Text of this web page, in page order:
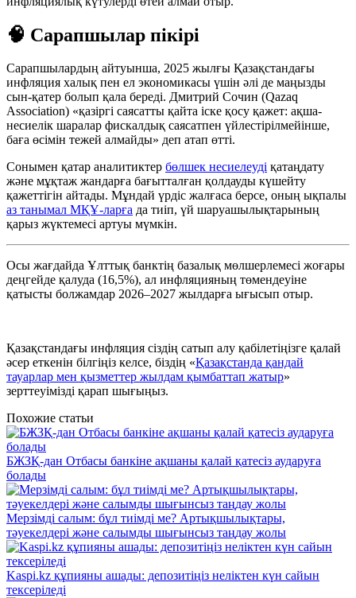
🧠 Сарапшылар пікірі
Сарапшылардың айтуынша, 2025 жылғы Қазақстандағы
инфляция халық пен ел экономикасы үшін әлі де маңызды
сын-қатер болып қала береді. Дмитрий Сочин (Qazaq
Association) «қазіргі саясатты қайта іске қосу қажет: ақша-
несиелік шаралар фискалдық саясатпен үйлестірілмейінше,
баға өсімін тежей алмайды» деп атап өтті.
Сонымен қатар аналитиктер бөлшек несиелеуді қатаңдату
және мұқтаж жандарға бағытталған қолдауды күшейту
қажеттігін айтады. Мұндай үрдіс жалғаса берсе, оның ықпалы
аз танымал МҚҰ-ларға да тиіп, үй шаруашылықтарының
қарыз жүктемесі артуы мүмкін.
Осы жағдайда Ұлттық банктің базалық мөлшерлемесі жоғары
деңгейде қалуда (16,5%), ал инфляцияның төмендеуіне
қатысты болжамдар 2026–2027 жылдарға ығысып отыр.
Қазақстандағы инфляция сіздің сатып алу қабілетіңізге қалай
әсер еткенін білгіңіз келсе, біздің «Қазақстанда қандай
тауарлар мен қызметтер жылдам қымбаттап жатыр»
зерттеуімізді қарап шығыңыз.
Похожие статьи
БЖЗҚ-дан Отбасы банкіне ақшаны қалай қатесіз аударуға
болады
Мерзімді салым: бұл тиімді ме? Артықшылықтары,
тәуекелдері және салымды шығынсыз таңдау жолы
Kaspi.kz құпияны ашады: депозитіңіз неліктен күн сайын
тексеріледі